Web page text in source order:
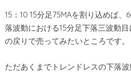
15：10 15分足75MAを割り込めば
落波動における15分足下落三波動
の戻りで売ってみたいところです。
ただあくまでトレンドレスの下落